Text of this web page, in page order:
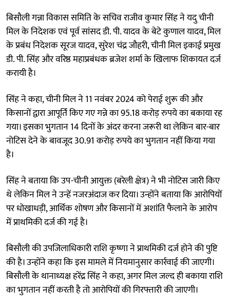
बिसौली गन्ना विकास समिति के सचिव राजीव कुमार सिंह ने यदु चीनी
मिल के निदेशक एवं पूर्व सांसद डी. पी. यादव के बेटे कुणाल यादव, मिल
के प्रबंध निदेशक सूरज यादव, सुरेश चंद्र जौहरी, चीनी मिल इकाई प्रमुख
डी. पी. सिंह और वरिष्ठ महाप्रबंधक ब्रजेश शर्मा के खिलाफ शिकायत दर्ज
करायी है।
सिंह ने कहा, चीनी मिल ने 11 नवंबर 2024 को पेराई शुरू की और
किसानों द्वारा आपूर्ति किए गए गन्ने का 95.18 करोड़ रुपये का बकाया रह
गया। इसका भुगतान 14 दिनों के अंदर करना जरूरी था लेकिन बार-बार
नोटिस देने के बावजूद 30.91 करोड़ रुपये का भुगतान नहीं किया गया
है।
सिंह ने बताया कि उप-चीनी आयुक्त (बरेली क्षेत्र) ने भी नोटिस जारी किए
थे लेकिन मिल ने उन्हें नजरअंदाज कर दिया। उन्होंने बताया कि आरोपियों
पर धोखाधड़ी, आर्थिक शोषण और किसानों में अशांति फैलाने के आरोप
में प्राथमिकी दर्ज की गई है।
बिसौली की उपजिलाधिकारी राशि कृष्णा ने प्राथमिकी दर्ज होने की पुष्टि
की है। उन्होंने कहा कि इस मामले में नियमानुसार कार्रवाई की जाएगी।
बिसौली के थानाध्यक्ष हरेंद्र सिंह ने कहा, अगर मिल जल्द ही बकाया राशि
का भुगतान नहीं करती है तो आरोपियों की गिरफ्तारी की जाएगी।